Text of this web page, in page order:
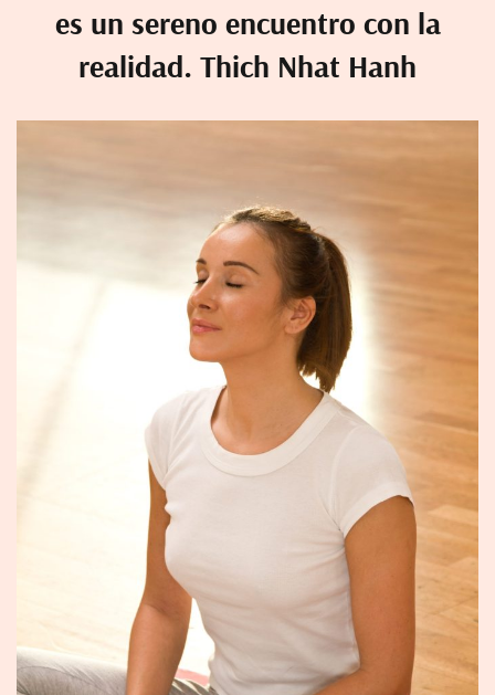
es un sereno encuentro con la
realidad. Thich Nhat Hanh